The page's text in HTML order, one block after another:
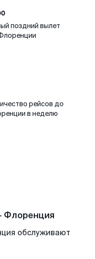
поздний вылет
рейсов до
в неделю
Флоренция
обслуживают